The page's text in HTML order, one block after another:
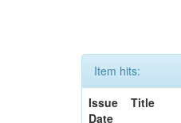
Item hits:
Issue
Date
Title